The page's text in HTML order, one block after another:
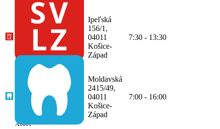
00606715-A0078
SVaLZ, rádiológia,
MUDr. Adam Kuriec,
Košice-Západ,
(PreventClinic s. r. o.)
(Rádiológia) 68-
55177859-A0005
Ipeľská
156/1,
04011
Košice-
Západ
7:30 - 13:30
Ambulancia dentálnej
hygieny, Bc. Lenka
Cupráková , Košice-
Západ, (Bc. Lenka
Cupráková)
(Dentálna
hygiena)
68-56129271-
A0001
Moldavská
2415/49,
04011
Košice-
Západ
7:00 - 16:00